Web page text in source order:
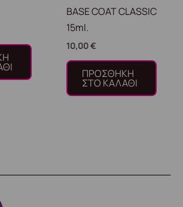
BASE COAT CLASSIC
15ml.
10,00€
ΠΡΟΣΘΉΚΗ
ΣΤΟ ΚΑΛΆΘΙ